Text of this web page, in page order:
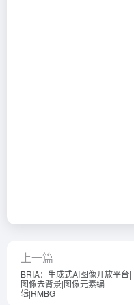
上一篇
BRIA：生成式AI图像开放平台|
图像去背景|图像元素编
辑|RMBG